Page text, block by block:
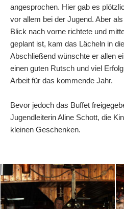
angesprochen. Hier gab es
vor allem bei der Jugend. Aber
Blick nach vorne richtete und
geplant ist, kam das Lächeln in
Abschließend wünschte er allen
einen guten Rutsch und viel
Arbeit für das kommende Jahr.
Bevor jedoch das Buffet
Jugendleiterin Aline Schott, die
kleinen Geschenken.